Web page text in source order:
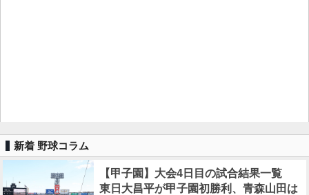
新着 野球コラム
【甲子園】大会4日目の試合結果一覧
東日大昌平が甲子園初勝利、青森山田は